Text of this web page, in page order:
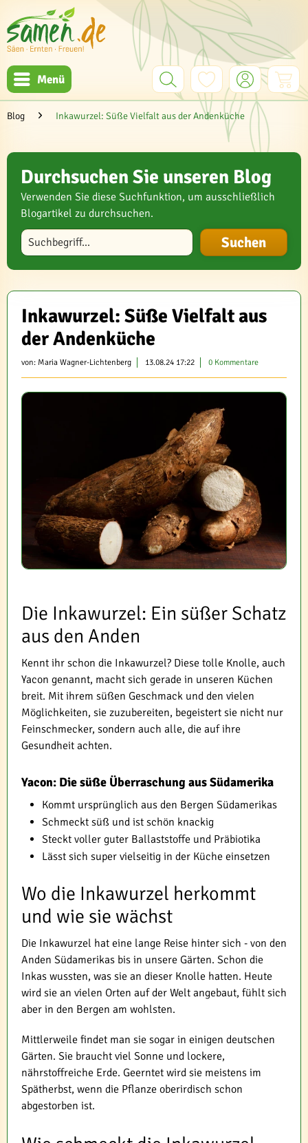
Menü
Blog Inkawurzel: Süße Vielfalt aus der Andenküche
Durchsuchen Sie unseren Blog
Verwenden Sie diese Suchfunktion, um ausschließlich
Blogartikel zu durchsuchen.
Blog durchsuchen
Inkawurzel: Süße Vielfalt aus
der Andenküche
von: Maria Wagner-Lichtenberg 13.08.24 17:22 0 Kommentare
Die Inkawurzel: Ein süßer Schatz
aus den Anden
Kennt ihr schon die Inkawurzel? Diese tolle Knolle, auch
Yacon genannt, macht sich gerade in unseren Küchen
breit. Mit ihrem süßen Geschmack und den vielen
Möglichkeiten, sie zuzubereiten, begeistert sie nicht nur
Feinschmecker, sondern auch alle, die auf ihre
Gesundheit achten.
Yacon: Die süße Überraschung aus Südamerika
Kommt ursprünglich aus den Bergen Südamerikas
Schmeckt süß und ist schön knackig
Steckt voller guter Ballaststoffe und Präbiotika
Lässt sich super vielseitig in der Küche einsetzen
Wo die Inkawurzel herkommt
und wie sie wächst
Die Inkawurzel hat eine lange Reise hinter sich - von den
Anden Südamerikas bis in unsere Gärten. Schon die
Inkas wussten, was sie an dieser Knolle hatten. Heute
wird sie an vielen Orten auf der Welt angebaut, fühlt sich
aber in den Bergen am wohlsten.
Mittlerweile findet man sie sogar in einigen deutschen
Gärten. Sie braucht viel Sonne und lockere,
nährstoffreiche Erde. Geerntet wird sie meistens im
Spätherbst, wenn die Pflanze oberirdisch schon
abgestorben ist.